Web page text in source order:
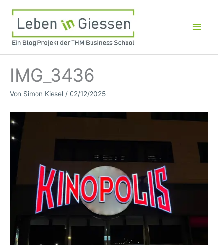
Inhalt
springen
IMG_3436
Von Simon Kiesel / 02/12/2025